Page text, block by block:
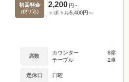
初回料金
(税サ込)
2,200 円～
＋ボトル5,400円～
席数
カウンター
8席
テーブル
2卓
定休日 日曜